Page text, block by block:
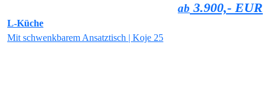
ab 3.900,- EUR
L-Küche
Mit schwenkbarem Ansatztisch | Koje 25